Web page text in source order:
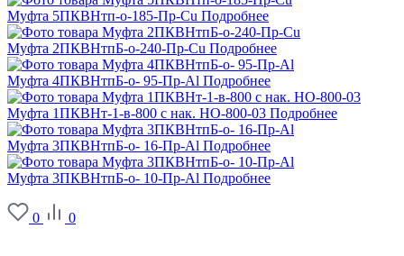
Муфта 5ПКВНтп-о-185-Пр-Cu Подробнее
Муфта 2ПКВНтпБ-о-240-Пр-Cu Подробнее
Муфта 4ПКВНтпБ-о- 95-Пр-Al Подробнее
Муфта 1ПКВНт-1-в-800 с нак. НО-800-03 Подробнее
Муфта 3ПКВНтпБ-о- 16-Пр-Al Подробнее
Муфта 3ПКВНтпБ-о- 10-Пр-Al Подробнее
0
0